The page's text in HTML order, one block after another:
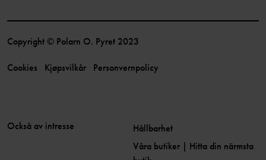
Copyright © Polarn O. Pyret 2023
Cookies Kjøpsvilkår Personvernpolicy
Också av intresse
Hållbarhet
Våra butiker | Hitta din närmsta